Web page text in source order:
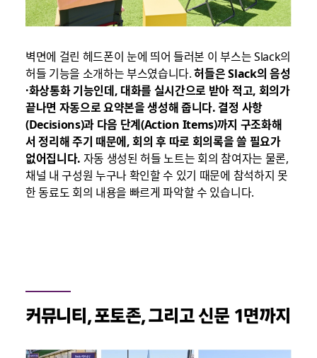
벽면에 걸린 헤드폰이 눈에 띄어 들러본 이 부스는 Slack의
허들 기능을 소개하는 부스였습니다.허들은Slack의 음성
·화상통화 기능인데, 대화를 실시간으로 받아 적고, 회의가
끝나면 자동으로 요약본을 생성해 줍니다. 결정 사항
(Decisions)과 다음 단계(Action Items)까지 구조화해
서 정리해 주기 때문에,회의 후 따로 회의록을 쓸 필요가
없어집니다. 자동 생성된 허들 노트는 회의 참여자는 물론,
채널 내 구성원 누구나 확인할 수 있기 때문에 참석하지 못
한 동료도 회의 내용을 빠르게 파악할 수 있습니다.
커뮤니티,포토존,그리고 신문1면까지